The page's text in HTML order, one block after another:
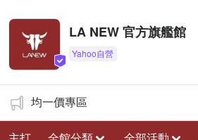
LA NEW 官方旗艦館
均一價專區